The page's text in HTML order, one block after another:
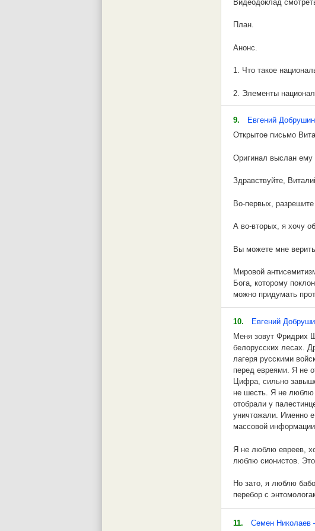
У частотной линии
У частотной линии
Смещения линий
наблюдателя .
Запишем эту
.
Окончательная
или .
Видеодоклад
План.
Анонс.
1. Что такое
2. Элементы
3. «Доктрина
4. Заигрались.
5. Политическая
6. Управление
7. Общий вывод в
8. Какой должна быть
9. Можно ли
10. Н.С.Михалков и
Выводы.
Анонс.
Думаете, какая тут
Причиной одной из
Кошмар. Что
доктрин вообще
Почему часть
России, создать
Европе и во многих
основную, которая
9. Евгений
Открытое письмо
Оригинал выслан ему
Здравствуйте,
Во-первых,
А во-вторых, я хочу
Вы можете мне
Мировой
Бога, которому
можно придумать
вскармливало, и
евреях, как о
христианам. Но они
деньги в рост евреям
записывая это так,
бизнес не может
ссуд и денег в рост,
натуральным
10. Евгений
Меня зовут Фридрих
белорусских лесах.
лагеря русскими
перед евреями. Я не
Цифра, сильно
не шесть. Я не люблю
отобрали у
уничтожали. Именно
массовой
Я не люблю евреев,
люблю сионистов.
Но зато, я люблю
перебор с
11. Семен Николаев